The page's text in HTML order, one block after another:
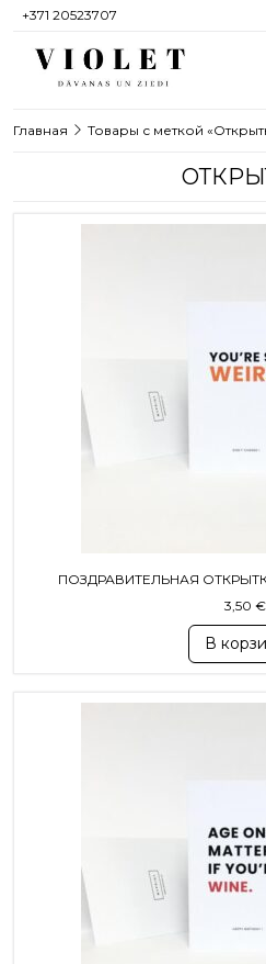
+371 20523707
Главная Товары с меткой
ПОЗДРАВИТЕЛЬНАЯ
3,50 €
В